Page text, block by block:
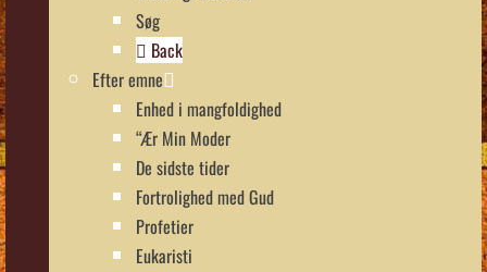
Søg
Back
Efter emne
Enhed i mangfoldighed
“Ær Min Moder
De sidste tider
Fortrolighed med Gud
Profetier
Eukaristi